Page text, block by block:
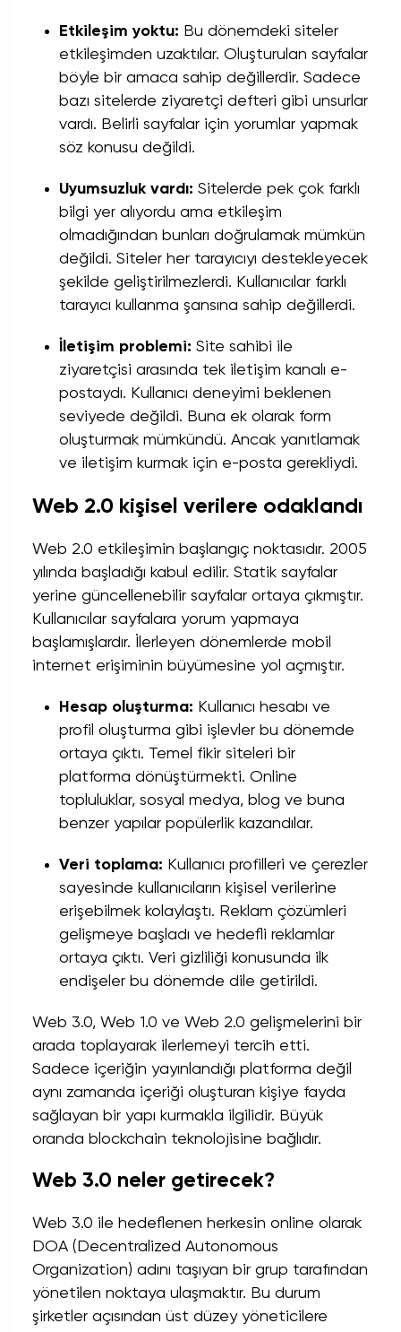
Etkileşim yoktu: Bu dönemdeki siteler
etkileşimden uzaktılar. Oluşturulan sayfalar
böyle bir amaca sahip değillerdir. Sadece
bazı sitelerde ziyaretçi defteri gibi unsurlar
vardı. Belirli sayfalar için yorumlar yapmak
söz konusu değildi.
Uyumsuzluk vardı: Sitelerde pek çok farklı
bilgi yer alıyordu ama etkileşim
olmadığından bunları doğrulamak mümkün
değildi. Siteler her tarayıcıyı destekleyecek
şekilde geliştirilmezlerdi. Kullanıcılar farklı
tarayıcı kullanma şansına sahip değillerdi.
İletişim problemi: Site sahibi ile
ziyaretçisi arasında tek iletişim kanalı e-
postaydı. Kullanıcı deneyimi beklenen
seviyede değildi. Buna ek olarak form
oluşturmak mümkündü. Ancak yanıtlamak
ve iletişim kurmak için e-posta gerekliydi.
Web 2.0 kişisel verilere odaklandı
Web 2.0 etkileşimin başlangıç noktasıdır. 2005
yılında başladığı kabul edilir. Statik sayfalar
yerine güncellenebilir sayfalar ortaya çıkmıştır.
Kullanıcılar sayfalara yorum yapmaya
başlamışlardır. İlerleyen dönemlerde mobil
internet erişiminin büyümesine yol açmıştır.
Hesap oluşturma: Kullanıcı hesabı ve
profil oluşturma gibi işlevler bu dönemde
ortaya çıktı. Temel fikir siteleri bir
platforma dönüştürmekti. Online
topluluklar, sosyal medya, blog ve buna
benzer yapılar popülerlik kazandılar.
Veri toplama: Kullanıcı profilleri ve çerezler
sayesinde kullanıcıların kişisel verilerine
erişebilmek kolaylaştı. Reklam çözümleri
gelişmeye başladı ve hedefli reklamlar
ortaya çıktı. Veri gizliliği konusunda ilk
endişeler bu dönemde dile getirildi.
Web 3.0, Web 1.0 ve Web 2.0 gelişmelerini bir
arada toplayarak ilerlemeyi tercih etti.
Sadece içeriğin yayınlandığı platforma değil
aynı zamanda içeriği oluşturan kişiye fayda
sağlayan bir yapı kurmakla ilgilidir. Büyük
oranda blockchain teknolojisine bağlıdır.
Web 3.0 neler getirecek?
Web 3.0 ile hedeflenen herkesin online olarak
DOA (Decentralized Autonomous
Organization) adını taşıyan bir grup tarafından
yönetilen noktaya ulaşmaktır. Bu durum
şirketler açısından üst düzey yöneticilere